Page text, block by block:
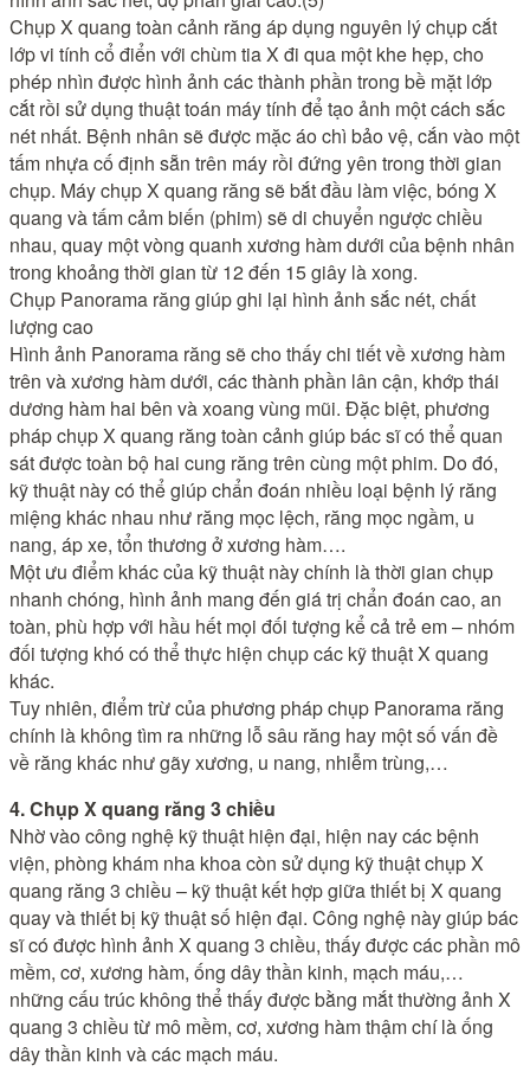
Chụp X quang toàn cảnh răng áp dụng nguyên lý chụp cắt
lớp vi tính cổ điển với chùm tia X đi qua một khe hẹp, cho
phép nhìn được hình ảnh các thành phần trong bề mặt lớp
cắt rồi sử dụng thuật toán máy tính để tạo ảnh một cách sắc
nét nhất. Bệnh nhân sẽ được mặc áo chì bảo vệ, cắn vào một
tấm nhựa cố định sẵn trên máy rồi đứng yên trong thời gian
chụp. Máy chụp X quang răng sẽ bắt đầu làm việc, bóng X
quang và tấm cảm biến (phim) sẽ di chuyển ngược chiều
nhau, quay một vòng quanh xương hàm dưới của bệnh nhân
trong khoảng thời gian từ 12 đến 15 giây là xong.
Chụp Panorama răng giúp ghi lại hình ảnh sắc nét, chất
lượng cao
Hình ảnh Panorama răng sẽ cho thấy chi tiết về xương hàm
trên và xương hàm dưới, các thành phần lân cận, khớp thái
dương hàm hai bên và xoang vùng mũi. Đặc biệt, phương
pháp chụp X quang răng toàn cảnh giúp bác sĩ có thể quan
sát được toàn bộ hai cung răng trên cùng một phim. Do đó,
kỹ thuật này có thể giúp chẩn đoán nhiều loại bệnh lý răng
miệng khác nhau như răng mọc lệch, răng mọc ngầm, u
nang, áp xe, tổn thương ở xương hàm….
Một ưu điểm khác của kỹ thuật này chính là thời gian chụp
nhanh chóng, hình ảnh mang đến giá trị chẩn đoán cao, an
toàn, phù hợp với hầu hết mọi đối tượng kể cả trẻ em – nhóm
đối tượng khó có thể thực hiện chụp các kỹ thuật X quang
khác.
Tuy nhiên, điểm trừ của phương pháp chụp Panorama răng
chính là không tìm ra những lỗ sâu răng hay một số vấn đề
về răng khác như gãy xương, u nang, nhiễm trùng,…
4. Chụp X quang răng 3 chiều
Nhờ vào công nghệ kỹ thuật hiện đại, hiện nay các bệnh
viện, phòng khám nha khoa còn sử dụng kỹ thuật chụp X
quang răng 3 chiều – kỹ thuật kết hợp giữa thiết bị X quang
quay và thiết bị kỹ thuật số hiện đại. Công nghệ này giúp bác
sĩ có được hình ảnh X quang 3 chiều, thấy được các phần mô
mềm, cơ, xương hàm, ống dây thần kinh, mạch máu,…
những cấu trúc không thể thấy được bằng mắt thường ảnh X
quang 3 chiều từ mô mềm, cơ, xương hàm thậm chí là ống
dây thần kinh và các mạch máu.